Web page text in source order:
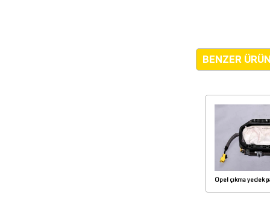
BENZER
Opel çıkma yedek